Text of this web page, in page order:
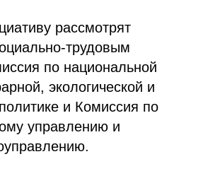
рассмотрят
трудовым
по национальной
экологической и
и Комиссия по
управлению и